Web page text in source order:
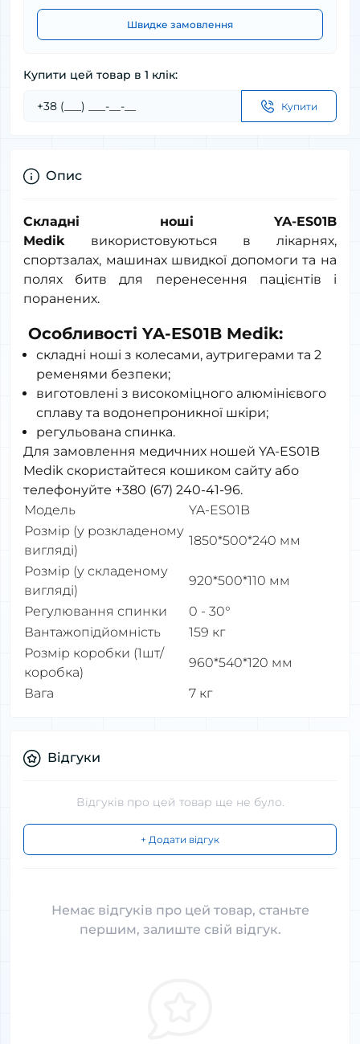
Швидке замовлення
Купити цей товар в 1 клік:
Купити
Опис
Складні ноші YA-ES01B
Medik
використовуються в лікарнях,
спортзалах, машинах швидкої допомоги та на
полях битв для перенесення пацієнтів і
поранених.
Особливості YA-ES01B Medik:
складні ноші з колесами, аутригерами та 2
ременями безпеки;
виготовлені з високоміцного алюмінієвого
сплаву та водонепроникної шкіри;
регульована спинка.
Для замовлення медичних ношей YA-ES01B
Medik скористайтеся кошиком сайту або
телефонуйте +380 (67) 240-41-96.
Модель
YA-ES01B
Розмір (у розкладеному
вигляді)
1850*500*240 мм
Розмір (у складеному
вигляді)
920*500*110 мм
Регулювання спинки
0 - 30°
Вантажопідйомність
159 кг
Розмір коробки (1шт/
коробка)
960*540*120 мм
Вага
7 кг
Відгуки
Відгуків про цей товар ще не було.
+ Додати відгук
Немає відгуків про цей товар, станьте
першим, залиште свій відгук.